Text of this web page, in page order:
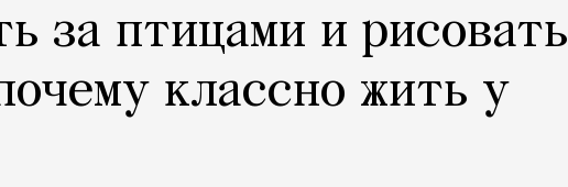
за птицами и рисовать
классно жить у